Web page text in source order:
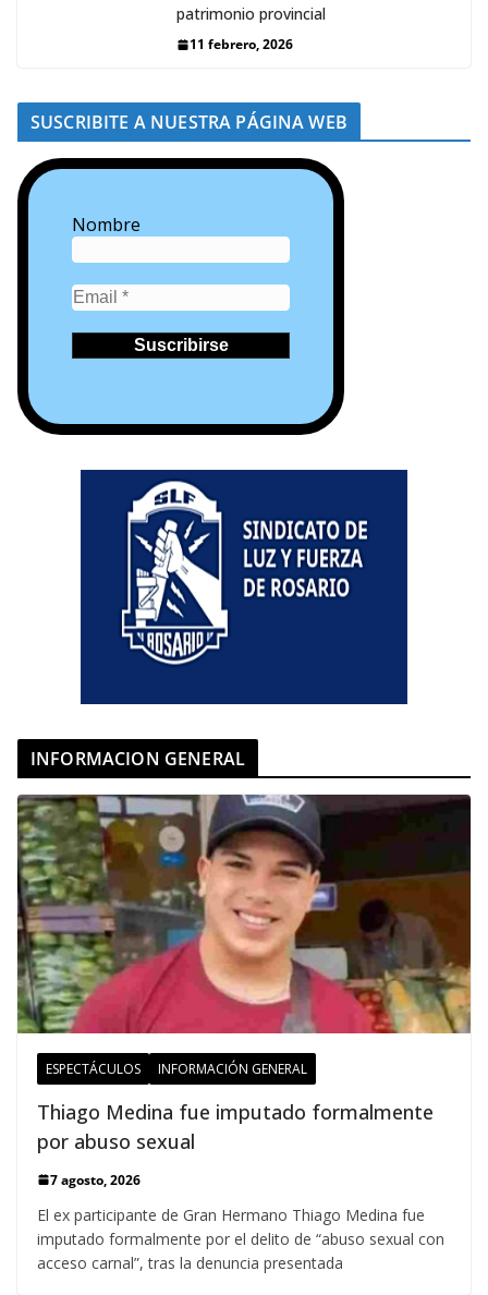
patrimonio provincial
11 febrero, 2026
SUSCRIBITE A NUESTRA PÁGINA WEB
Nombre
INFORMACION GENERAL
ESPECTÁCULOS INFORMACIÓN GENERAL
Thiago Medina fue imputado formalmente
por abuso sexual
7 agosto, 2026
El ex participante de Gran Hermano Thiago Medina fue
imputado formalmente por el delito de “abuso sexual con
acceso carnal”, tras la denuncia presentada